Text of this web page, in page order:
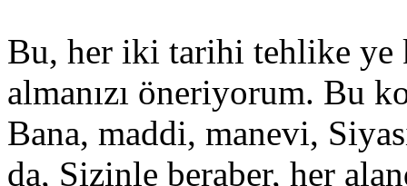
Bu, her iki tarihi tehlike ye
almanızı öneriyorum. Bu
Bana, maddi, manevi,
da, Sizinle beraber, her